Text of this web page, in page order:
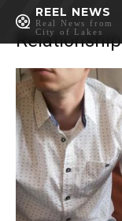
REEL NEWS
Real News from
City of Lakes
Home LifeStyle
Relationship